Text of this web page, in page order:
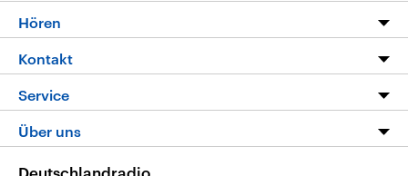
Programm
Die Nachrichten
Nachrichtenleicht
Neue Beiträge auf dlf.de
Hören
Livestream
Podcasts
Deutschlandfunk App
Nachrichten App
Kontakt
Hörerservice
Service
FAQ
Über uns
Deutschlandradio